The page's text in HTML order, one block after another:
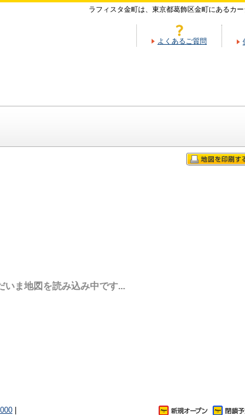
ラフィスタ金町は、東京都葛飾区金町にあるカ
よくあるご質問
いま地図を読み込み中です...